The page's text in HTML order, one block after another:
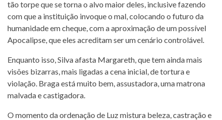
tão torpe que se torna o alvo maior deles, inclusive fazendo
com que a instituição invoque o mal, colocando o futuro da
humanidade em cheque, com a aproximação de um possível
Apocalipse, que eles acreditam ser um cenário controlável.
Enquanto isso, Silva afasta Margareth, que tem ainda mais
visões bizarras, mais ligadas a cena inicial, de tortura e
violação. Braga está muito bem, assustadora, uma matrona
malvada e castigadora.
O momento da ordenação de Luz mistura beleza, castração e